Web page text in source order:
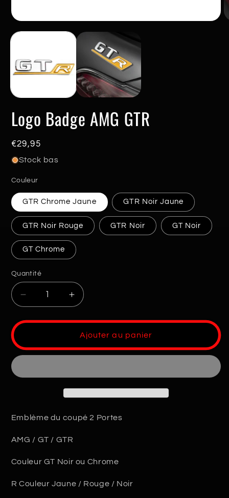
le
média
une
fenêtre
Logo Badge AMG GTR
Prix
habituel
€29,95
Stock bas
Couleur
GTR Chrome Jaune GTR Noir Jaune
GTR Noir Rouge GTR Noir GT Noir
GT Chrome
Quantité
Quantité
Réduire
la
quantité
Logo
Badge
GTR
Augmenter
la
quantité
de
Badge
GTR
Ajouter au panier
Emblème du coupé 2 Portes
AMG / GT / GTR
Couleur GT Noir ou Chrome
R Couleur Jaune / Rouge / Noir